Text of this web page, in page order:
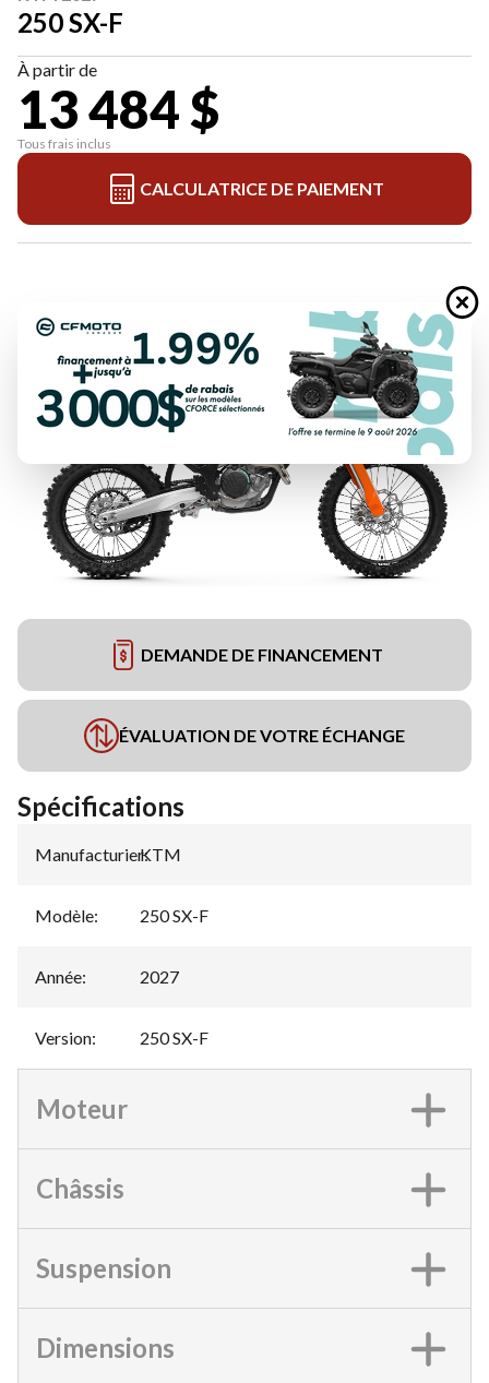
250 SX-F
À partir de
13 484 $
Tous frais inclus
CALCULATRICE DE PAIEMENT
DEMANDE DE FINANCEMENT
ÉVALUATION DE VOTRE ÉCHANGE
Spécifications
Manufacturier:
KTM
Modèle: 250 SX-F
Année: 2027
Version: 250 SX-F
Moteur
Châssis
Suspension
Dimensions